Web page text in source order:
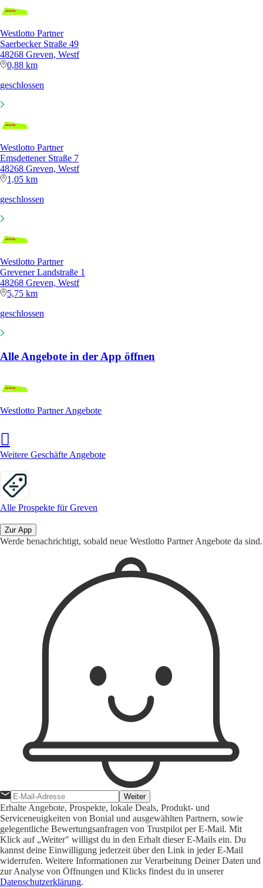
Westlotto Partner
Saerbecker Straße 49
48268 Greven, Westf
0,88 km
geschlossen
Westlotto Partner
Emsdettener Straße 7
48268 Greven, Westf
1,05 km
geschlossen
Westlotto Partner
Grevener Landstraße 1
48268 Greven, Westf
5,75 km
geschlossen
Alle Angebote in der App öffnen
Westlotto Partner Angebote
Weitere Geschäfte Angebote
Alle Prospekte für Greven
Zur App
Werde benachrichtigt, sobald neue Westlotto Partner Angebote da sind.
Weiter
Erhalte Angebote, Prospekte, lokale Deals, Produkt- und
Serviceneuigkeiten von Bonial und ausgewählten Partnern, sowie
gelegentliche Bewertungsanfragen von Trustpilot per E-Mail. Mit
Klick auf „Weiter" willigst du in den Erhalt dieser E-Mails ein. Du
kannst deine Einwilligung jederzeit über den Link in jeder E-Mail
widerrufen. Weitere Informationen zur Verarbeitung Deiner Daten und
zur Analyse von Öffnungen und Klicks findest du in unserer
Datenschutzerklärung.